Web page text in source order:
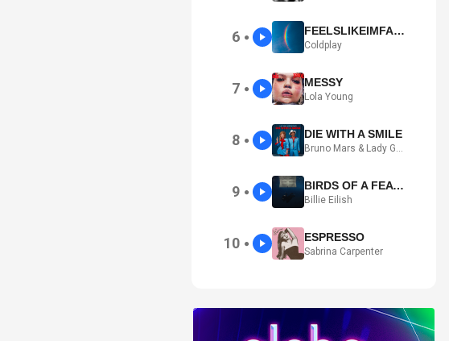
6 ● FEELSLIKEIMFALLINGINLOVE
Coldplay
7 ● MESSY
Lola Young
8 ● DIE WITH A SMILE
Bruno Mars & Lady Gaga
9 ● BIRDS OF A FEATHER
Billie Eilish
10 ● ESPRESSO
Sabrina Carpenter